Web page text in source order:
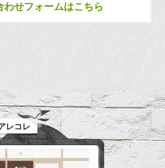
わせフォームはこちら
レコレ